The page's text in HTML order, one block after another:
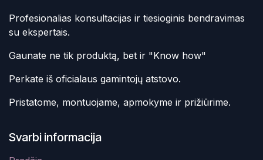
Profesionalias konsultacijas ir tiesioginis bendravimas
su ekspertais.
Gaunate ne tik produktą, bet ir "Know how"
Perkate iš oficialaus gamintojų atstovo.
Pristatome, montuojame, apmokyme ir prižiūrime.
Svarbi informacija